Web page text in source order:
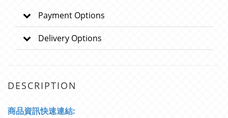
Payment Options
Delivery Options
DESCRIPTION
商品資訊快速連結: